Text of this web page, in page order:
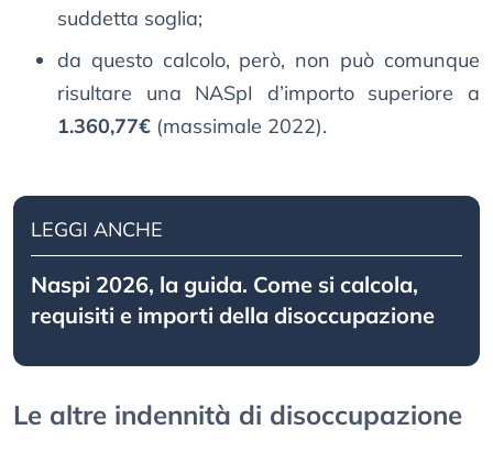
suddetta soglia;
da questo calcolo, però, non può comunque
risultare una NASpI d’importo superiore a
1.360,77€ (massimale 2022).
LEGGI ANCHE
Naspi 2026, la guida. Come si calcola,
requisiti e importi della disoccupazione
Le altre indennità di disoccupazione